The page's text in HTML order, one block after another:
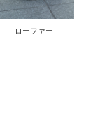
ローファー